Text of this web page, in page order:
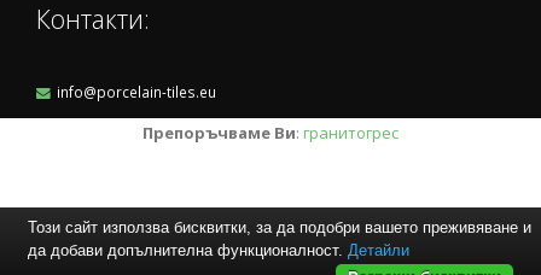
Контакти:
info@porcelain-tiles.eu
Препоръчваме Ви: гранитогрес
Този сайт използва бисквитки, за да подобри вашето преживяване и
да добави допълнителна функционалност. Детайли